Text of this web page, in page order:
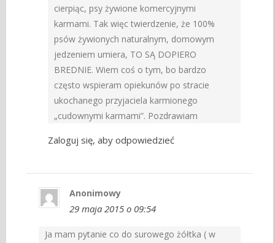
cierpiąc, psy żywione komercyjnymi
karmami. Tak więc twierdzenie, że 100%
psów żywionych naturalnym, domowym
jedzeniem umiera, TO SĄ DOPIERO
BREDNIE. Wiem coś o tym, bo bardzo
często wspieram opiekunów po stracie
ukochanego przyjaciela karmionego
„cudownymi karmami”. Pozdrawiam
Zaloguj się, aby odpowiedzieć
Anonimowy
29 maja 2015 o 09:54
Ja mam pytanie co do surowego żółtka ( w